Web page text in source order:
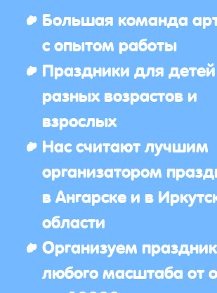
Большая команда
с опытом работы
Праздники для детей
разных возрастов и
взрослых
Нас считают лучшим
организатором
в Ангарске и в
области
Организуем
любого масштаба от